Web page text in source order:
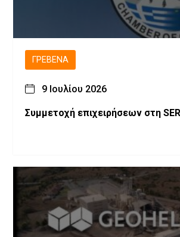
ΓΡΕΒΕΝΆ
9 Ιουλίου 2026
Συμμετοχή επιχειρήσεων στη